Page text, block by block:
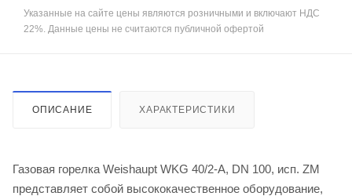
Указанные на сайте цены являются розничными и включают НДС
22%. Данные цены не считаются публичной офертой
ОПИСАНИЕ ХАРАКТЕРИСТИКИ
Газовая горелка Weishaupt WKG 40/2-A, DN 100, исп. ZM
представляет собой высококачественное оборудование,